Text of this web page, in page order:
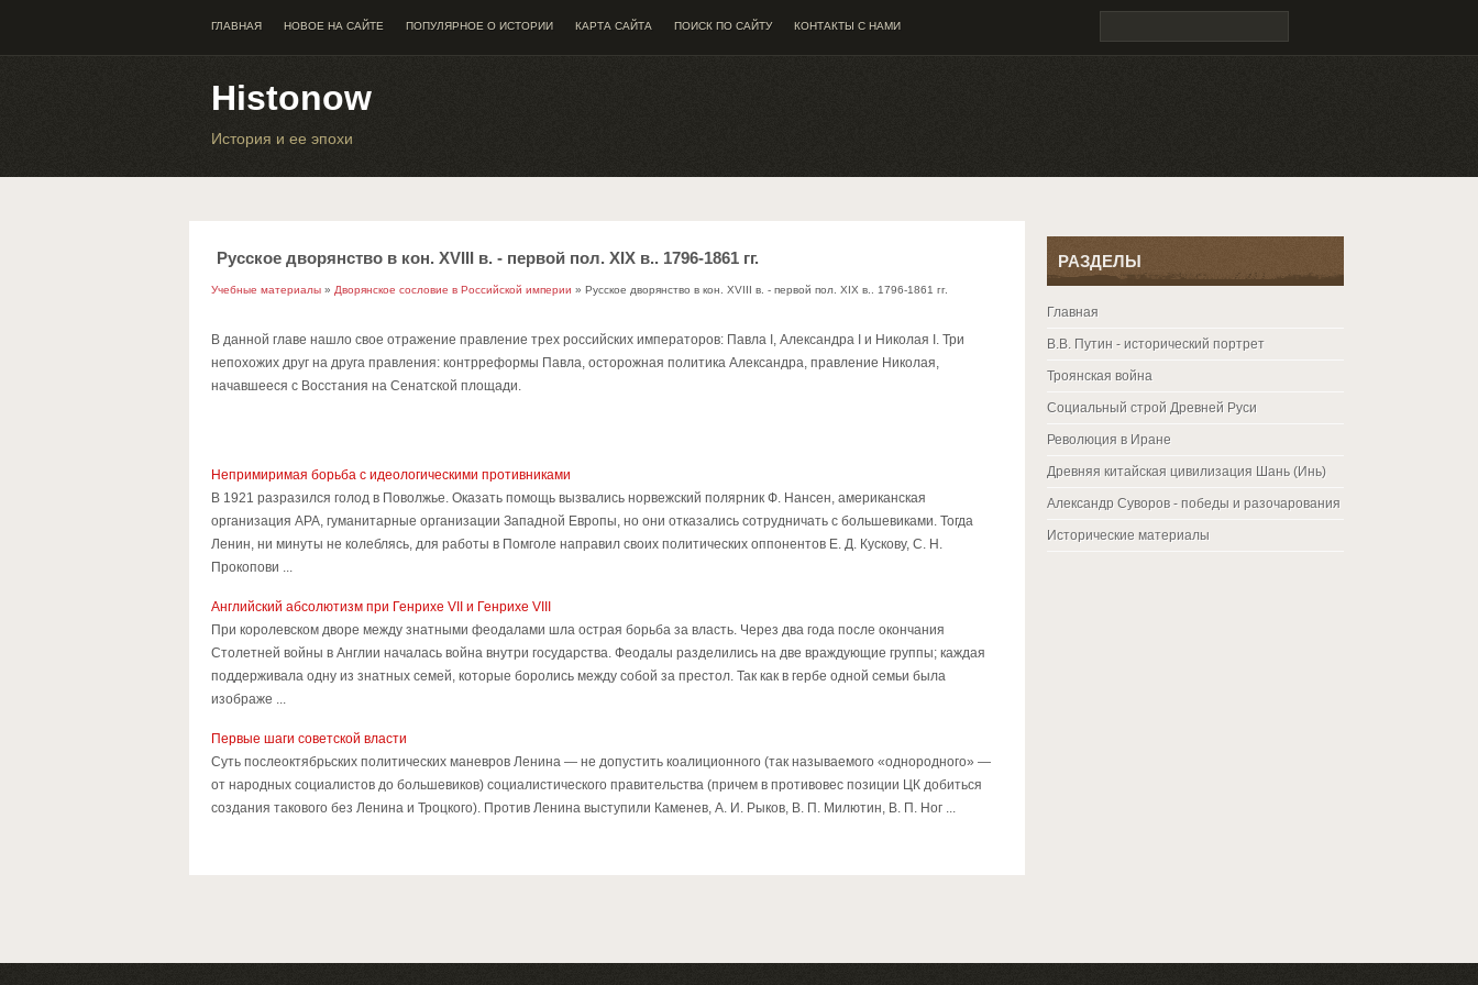
ГЛАВНАЯ НОВОЕ НА САЙТЕ ПОПУЛЯРНОЕ О ИСТОРИИ КАРТА САЙТА ПОИСК ПО САЙТУ КОНТАКТЫ С НАМИ
Histonow
История и ее эпохи
Русское дворянство в кон. XVIII в. - первой пол. XIX в.. 1796-1861 гг.
Учебные материалы » Дворянское сословие в Российской империи » Русское дворянство в кон. XVIII в. - первой пол. XIX в.. 1796-1861 гг.
В данной главе нашло свое отражение правление трех российских императоров: Павла I, Александра I и Николая I. Три
непохожих друг на друга правления: контрреформы Павла, осторожная политика Александра, правление Николая,
начавшееся с Восстания на Сенатской площади.
Непримиримая борьба с идеологическими противниками
В 1921 разразился голод в Поволжье. Оказать помощь вызвались норвежский полярник Ф. Нансен, американская
организация АРА, гуманитарные организации Западной Европы, но они отказались сотрудничать с большевиками. Тогда
Ленин, ни минуты не колеблясь, для работы в Помголе направил своих политических оппонентов Е. Д. Кускову, С. Н.
Прокопови ...
Английский абсолютизм при Генрихе VII и Генрихе VIII
При королевском дворе между знатными феодалами шла острая борьба за власть. Через два года после окончания
Столетней войны в Англии началась война внутри государства. Феодалы разделились на две враждующие группы; каждая
поддерживала одну из знатных семей, которые боролись между собой за престол. Так как в гербе одной семьи была
изображе ...
Первые шаги советской власти
Суть послеоктябрьских политических маневров Ленина — не допустить коалиционного (так называемого «однородного» —
от народных социалистов до большевиков) социалистического правительства (причем в противовес позиции ЦК добиться
создания такового без Ленина и Троцкого). Против Ленина выступили Каменев, А. И. Рыков, В. П. Милютин, В. П. Ног ...
РАЗДЕЛЫ
Главная
В.В. Путин - исторический портрет
Троянская война
Социальный строй Древней Руси
Революция в Иране
Древняя китайская цивилизация Шань (Инь)
Александр Суворов - победы и разочарования
Исторические материалы